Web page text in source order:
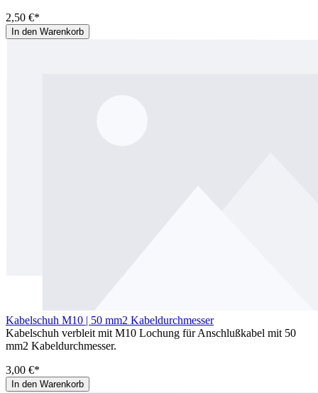
2,50 €*
In den Warenkorb
Kabelschuh M10 | 50 mm2 Kabeldurchmesser
Kabelschuh verbleit mit M10 Lochung für Anschlußkabel mit 50
mm2 Kabeldurchmesser.
3,00 €*
In den Warenkorb